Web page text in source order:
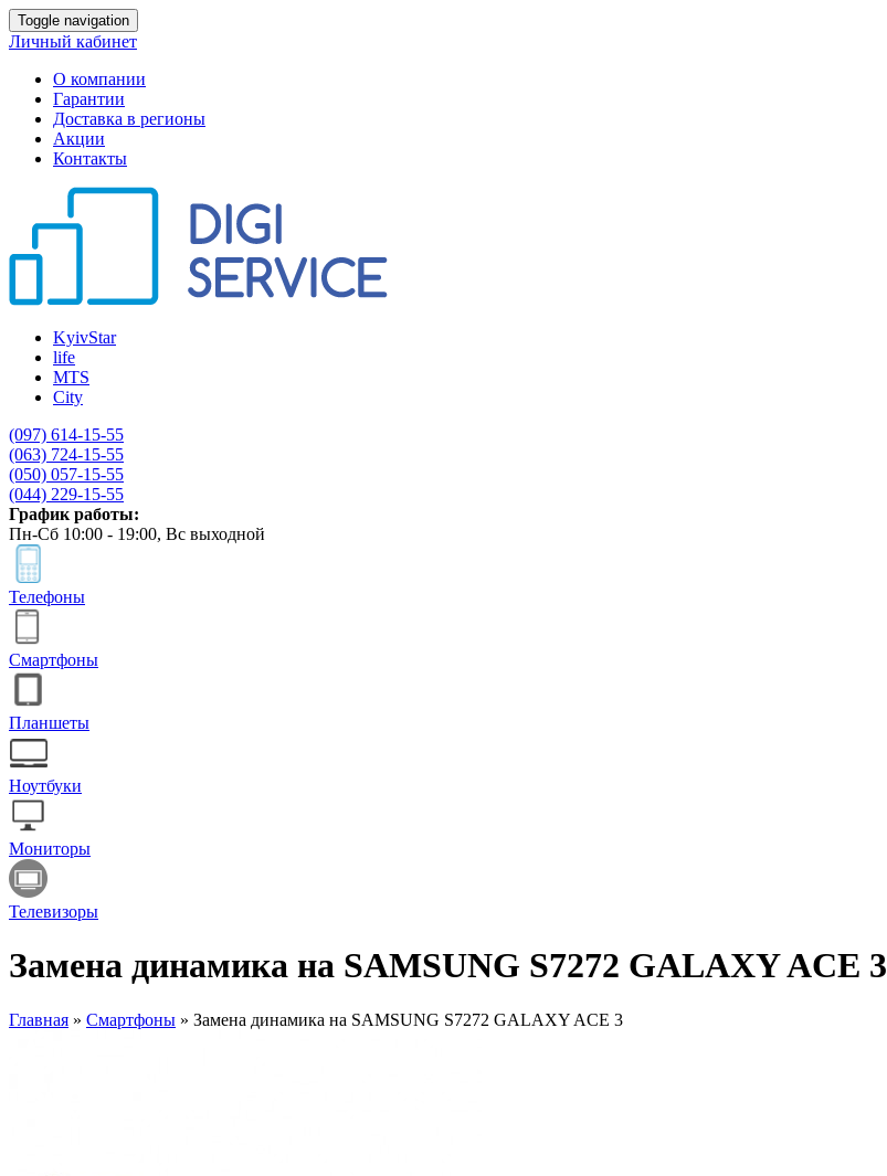
Toggle navigation
Личный кабинет
О компании
Гарантии
Доставка в регионы
Акции
Контакты
KyivStar
life
MTS
City
(097) 614-15-55
(063) 724-15-55
(050) 057-15-55
(044) 229-15-55
График работы:
Пн-Сб 10:00 - 19:00, Вс выходной
Телефоны
Смартфоны
Планшеты
Ноутбуки
Мониторы
Телевизоры
Замена динамика на SAMSUNG S7272 GALAXY ACE 3
Главная » Смартфоны » Замена динамика на SAMSUNG S7272 GALAXY ACE 3